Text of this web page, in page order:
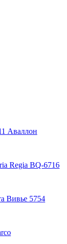
Аваллон
Regia BQ-6716
Вивье​​​​ 5754